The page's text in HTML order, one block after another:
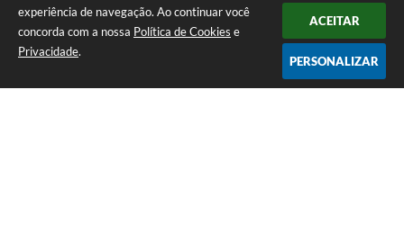
experiência de navegação. Ao continuar você
concorda com a nossa Política de Cookies e
Privacidade.
ACEITAR
PERSONALIZAR